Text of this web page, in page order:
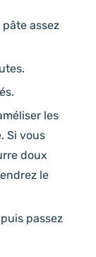
pâte assez
les
Si vous
doux
le
passez